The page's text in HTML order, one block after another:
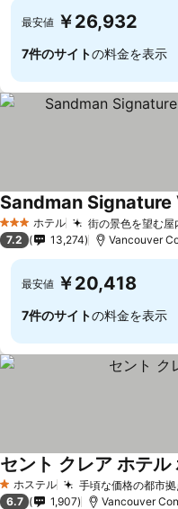
最安値 ￥26,932
7件のサイトの料金を表示
3 ホテルのランク
ホテル 街の景色を望む屋
料金を表示
7.2 13,274 Vancouver
最安値 ￥20,418
7件のサイトの料金を表示
1 ホテルのランク
ホステル 手頃な価格の都市拠
セント クレア ホテル
6.7 1,907 Vancouver